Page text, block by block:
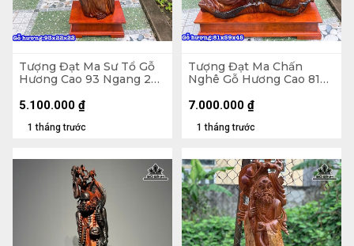
Tượng Đạt Ma Sư Tổ Gỗ
Hương Cao 93 Ngang 22
1 tháng trước
5.100.000 ₫
Tượng Đạt Ma Chấn
Nghê Gỗ Hương Cao 81
1 tháng trước
7.000.000 ₫